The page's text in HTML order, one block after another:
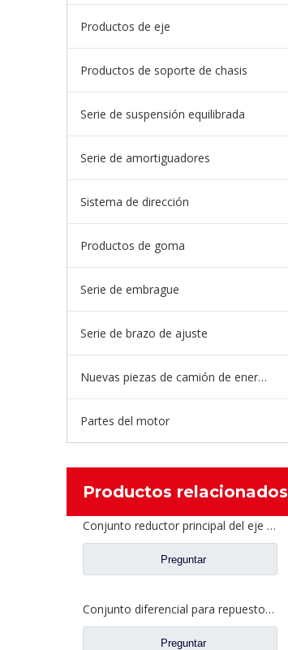
Productos de eje
Productos de soporte de chasis
Serie de suspensión equilibrada
Serie de amortiguadores
Sistema de dirección
Productos de goma
Serie de embrague
Serie de brazo de ajuste
Nuevas piezas de camión de energía
Partes del motor
Productos relacionados
Conjunto reductor principal del eje intermedio para piezas de camión Shacman Delong
Preguntar
Conjunto diferencial para repuestos de camiones Dongfeng 2510ZHS01-410
Preguntar